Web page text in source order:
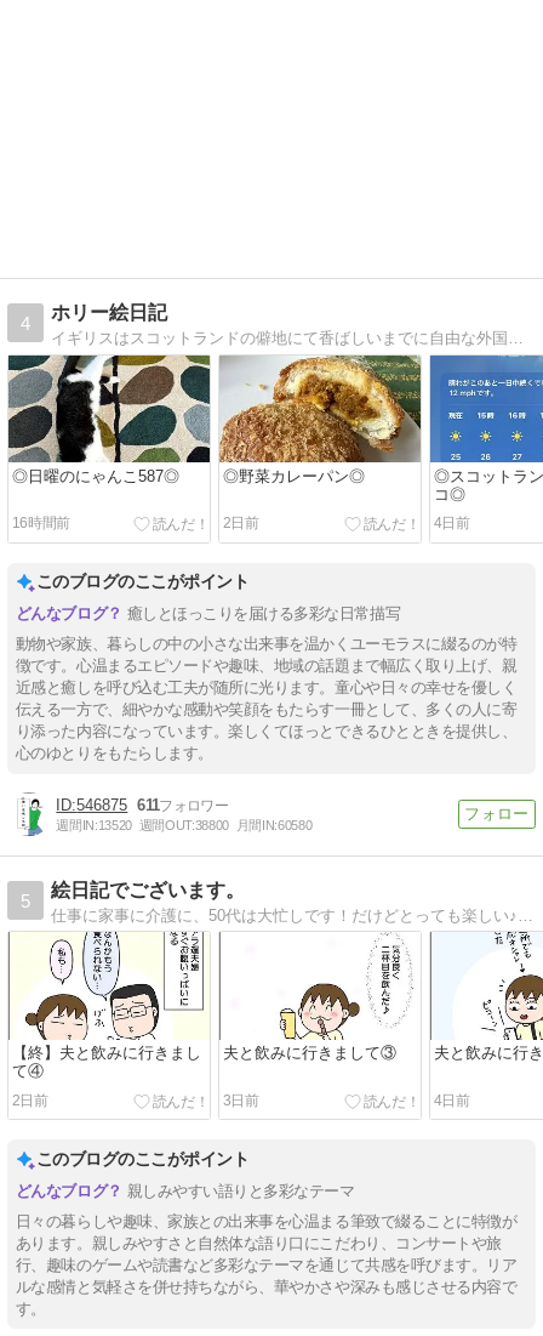
4
ホリー絵日記
◎日曜のにゃんこ587◎
16時間前
◎野菜カレーパン◎
2日前
◎スコットラ
コ◎
4日前
このブログのここがポイント
癒しとほっこりを届ける多彩な日常描写
動物や家族、暮らしの中の小さな出来事を温かくユーモラスに綴るのが特
徴です。心温まるエピソードや趣味、地域の話題まで幅広く取り上げ、親
近感と癒しを呼び込む工夫が随所に光ります。童心や日々の幸せを優しく
伝える一方で、細やかな感動や笑顔をもたらす一冊として、多くの人に寄
り添った内容になっています。楽しくてほっとできるひとときを提供し、
心のゆとりをもたらします。
546875 611
週間IN:13520 週間OUT:38800 月間IN:60580
5
絵日記でございます。
【終】夫と飲みに行きまし
て④
2日前
夫と飲みに行きまして③
3日前
夫と飲みに行
4日前
このブログのここがポイント
親しみやすい語りと多彩なテーマ
日々の暮らしや趣味、家族との出来事を心温まる筆致で綴ることに特徴が
あります。親しみやすさと自然体な語り口にこだわり、コンサートや旅
行、趣味のゲームや読書など多彩なテーマを通じて共感を呼びます。リア
ルな感情と気軽さを併せ持ちながら、華やかさや深みも感じさせる内容で
す。